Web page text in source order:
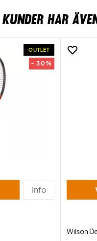
HAR
OUTLET
- 30%
Info
Wilson